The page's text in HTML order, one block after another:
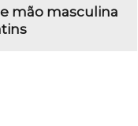
mão masculina